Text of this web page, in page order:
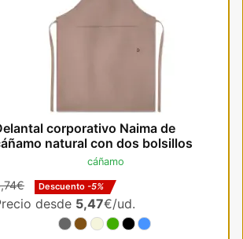
corporativo Naima de
natural con dos bolsillos
cáñamo
Descuento -5%
desde 5,47€/ud.